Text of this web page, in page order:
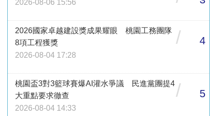
2026-08-06 15:56
2026國家卓越建設獎成果耀眼 桃園工務團隊
8項工程獲獎
2026-08-04 17:28
/ 4
桃園盃3對3籃球賽爆AI灌水爭議 民進黨團提4
大重點要求徹查
2026-08-04 14:33
/ 5